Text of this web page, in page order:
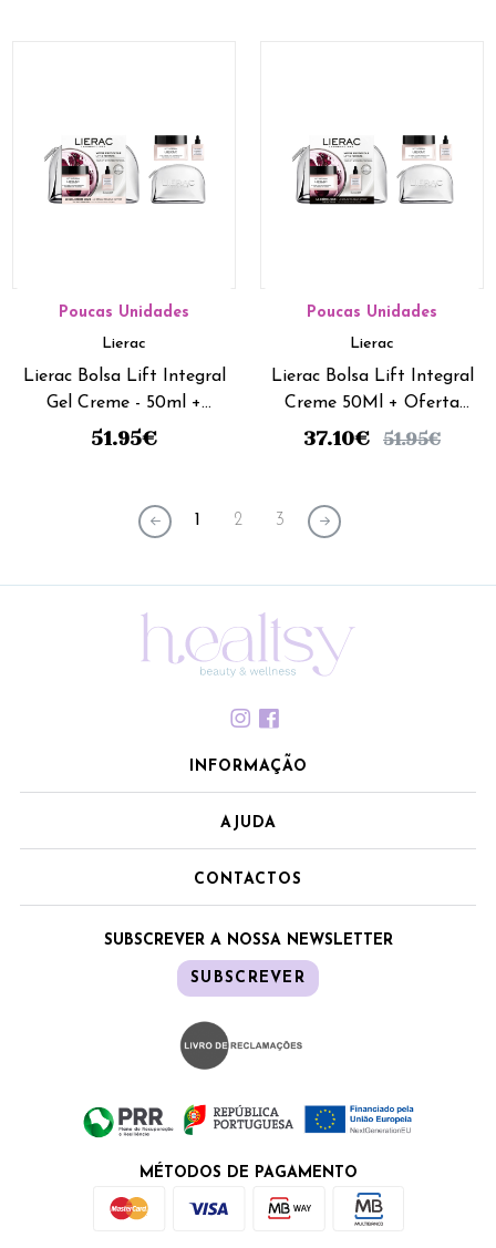
Poucas Unidades
Lierac
Lierac Bolsa Lift Integral
Gel Creme - 50ml +
Oferta serum tensor
51.95€
Poucas Unidades
Lierac
Lierac Bolsa Lift Integral
Creme 50Ml + Oferta
Serum tensor - 15ml
37.10€ 51.95€
1 2 3
INFORMAÇÃO
AJUDA
CONTACTOS
SUBSCREVER A NOSSA NEWSLETTER
SUBSCREVER
MÉTODOS DE PAGAMENTO